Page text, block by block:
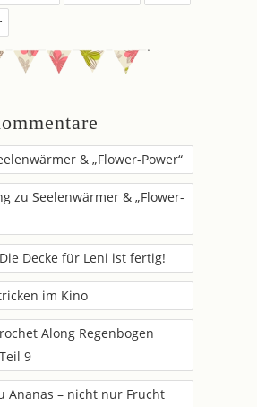
& „Flower-Power“
zu Seelenwärmer & „Flower-
Die Decke für Leni ist fertig!
im Kino
Along Regenbogen
9
Ananas – nicht nur Frucht